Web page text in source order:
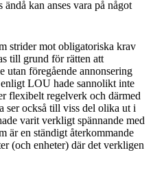
kan anses vara på något
strider mot obligatoriska krav
till grund för rätten att
utan föregående annonsering
LOU hade sannolikt inte
flexibelt regelverk och därmed
ser också till viss del olika ut i
varit verkligt spännande med
är en ständigt återkommande
(och enheter) där det verkligen